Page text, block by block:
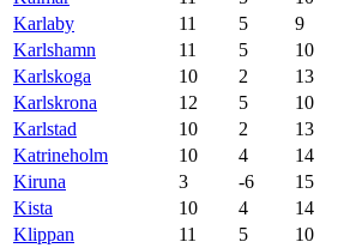
Karlaby
11 5 9
Karlshamn
11 5 10
Karlskoga
10 2 13
Karlskrona
12 5 10
Karlstad
10 2 13
Katrineholm
10 4 14
Kiruna
3 -6 15
Kista
10 4 14
Klippan
11 5 10